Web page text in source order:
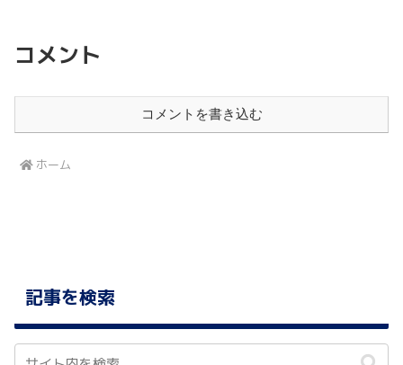
コメント
コメントを書き込む
ホーム
記事を検索